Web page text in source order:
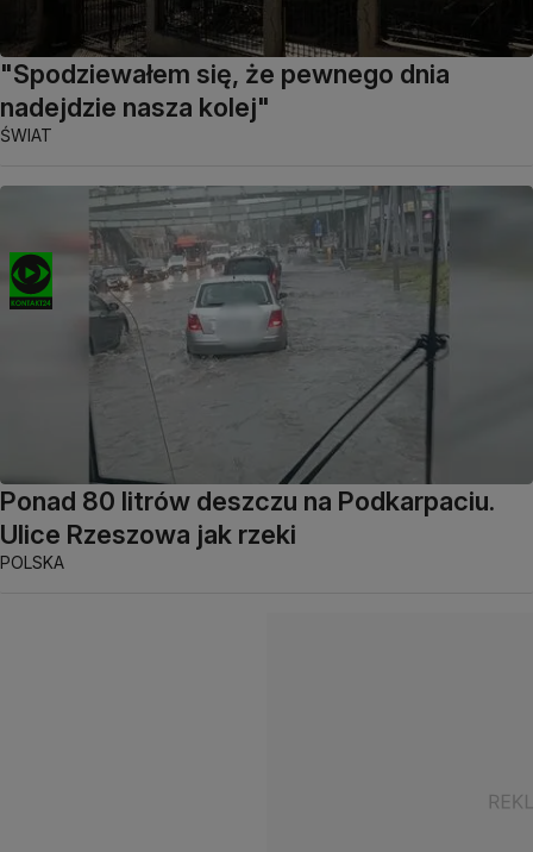
"Spodziewałem się, że pewnego dnia
nadejdzie nasza kolej"
ŚWIAT
Ponad 80 litrów deszczu na Podkarpaciu.
Ulice Rzeszowa jak rzeki
POLSKA